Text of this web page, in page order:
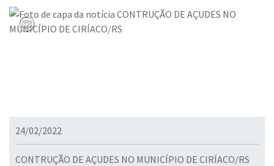
24/02/2022
CONTRUÇÃO DE AÇUDES NO MUNICÍPIO DE CIRÍACO/RS